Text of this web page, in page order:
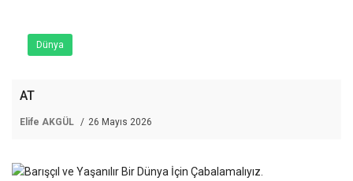
Dünya
AT
Elife AKGÜL 26 Mayıs 2026